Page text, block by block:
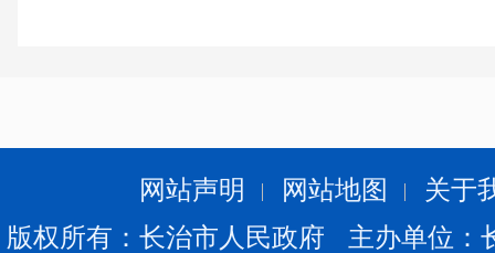
网站声明 网站地图
关于
版权所有：长治市人民政府 主办单位